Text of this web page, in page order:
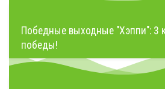
Победные выходные "Хэппи": 3
победы!